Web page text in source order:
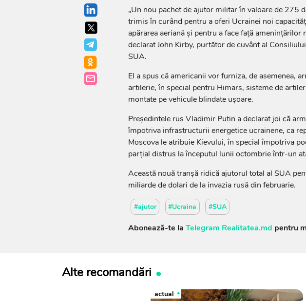
„Un nou pachet de ajutor militar în valoare de 275
trimis în curând pentru a oferi Ucrainei noi
apărarea aeriană și pentru a face față amenințărilor
declarat John Kirby, purtător de cuvânt al
SUA.
El a spus că americanii vor furniza, de asemenea,
artilerie, în special pentru Himars, sisteme de
montate pe vehicule blindate ușoare.
Președintele rus Vladimir Putin a declarat joi că
împotriva infrastructurii energetice ucrainene, ca
Moscova le atribuie Kievului, în special împotriva
parțial distrus la începutul lunii octombrie într-un
Această nouă tranșă ridică ajutorul total al SUA
miliarde de dolari de la invazia rusă din februarie.
#ajutor #Ucraina #SUA
Abonează-te la Telegram Realitatea.md pentru
Alte recomandări
actual